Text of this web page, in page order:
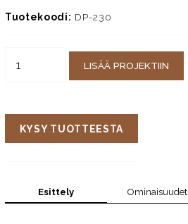
Tuotekoodi: DP-230
LISÄÄ PROJEKTIIN
KYSY TUOTTEESTA
Esittely Ominaisuudet